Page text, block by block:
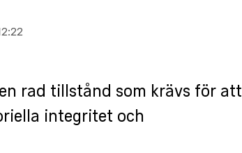
rad tillstånd som krävs för att
integritet och